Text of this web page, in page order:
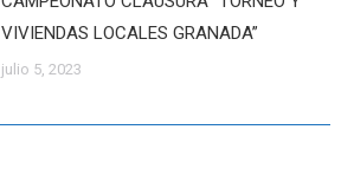
VIVIENDAS LOCALES GRANADA”
julio 5, 2023